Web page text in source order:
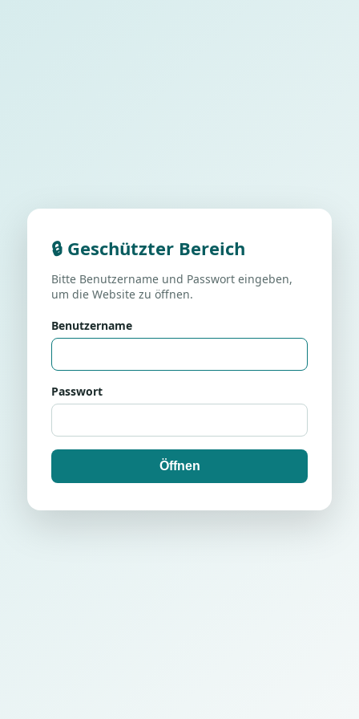
🔒 Geschützter Bereich
Bitte Benutzername und Passwort eingeben,
um die Website zu öffnen.
Benutzername
Passwort
Öffnen